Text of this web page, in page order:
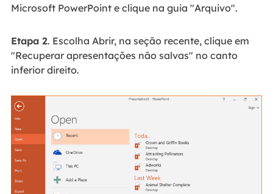
Microsoft PowerPoint e clique na guia "Arquivo".
Etapa 2. Escolha Abrir, na seção recente, clique em
"Recuperar apresentações não salvas" no canto
inferior direito.